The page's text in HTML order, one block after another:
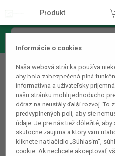
Informácie o cookies
Naša webová stránka používa
aby bola zabezpečená plná
informatívna a užívateľsky
našu stránku mohli jednoducho
dôraz na neustály ďalší rozvoj. To
predvyplnených polí, aby ste
údaje. Je pre nás tiež dôležité,
skutočne zaujíma a ktorý vám
kliknete na tlačidlo „Súhlasím“,
cookie. Ak nechcete akceptovať
Produkt
Inteligentné hodinky